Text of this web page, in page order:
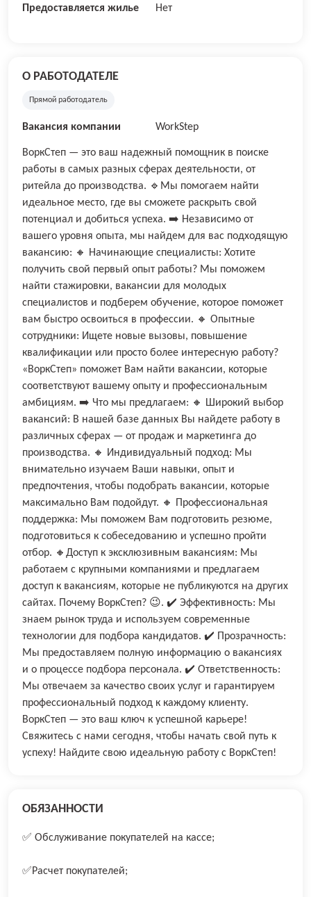
Предоставляется жилье Нет
О РАБОТОДАТЕЛЕ
Прямой работодатель
Вакансия компании WorkStep
ВоркСтеп — это ваш надежный помощник в поиске
работы в самых разных сферах деятельности, от
ритейла до производства. 🔹Мы помогаем найти
идеальное место, где вы сможете раскрыть свой
потенциал и добиться успеха. ➡️ Независимо от
вашего уровня опыта, мы найдем для вас подходящую
вакансию: 🔸 Начинающие специалисты: Хотите
получить свой первый опыт работы? Мы поможем
найти стажировки, вакансии для молодых
специалистов и подберем обучение, которое поможет
вам быстро освоиться в профессии. 🔸 Опытные
сотрудники: Ищете новые вызовы, повышение
квалификации или просто более интересную работу?
«ВоркСтеп» поможет Вам найти вакансии, которые
соответствуют вашему опыту и профессиональным
амбициям. ➡️ Что мы предлагаем: 🔸 Широкий выбор
вакансий: В нашей базе данных Вы найдете работу в
различных сферах — от продаж и маркетинга до
производства. 🔸 Индивидуальный подход: Мы
внимательно изучаем Ваши навыки, опыт и
предпочтения, чтобы подобрать вакансии, которые
максимально Вам подойдут. 🔸 Профессиональная
поддержка: Мы поможем Вам подготовить резюме,
подготовиться к собеседованию и успешно пройти
отбор. 🔸Доступ к эксклюзивным вакансиям: Мы
работаем с крупными компаниями и предлагаем
доступ к вакансиям, которые не публикуются на других
сайтах. Почему ВоркСтеп? 😉. ✔️ Эффективность: Мы
знаем рынок труда и используем современные
технологии для подбора кандидатов. ✔️ Прозрачность:
Мы предоставляем полную информацию о вакансиях
и о процессе подбора персонала. ✔️ Ответственность:
Мы отвечаем за качество своих услуг и гарантируем
профессиональный подход к каждому клиенту.
ВоркСтеп — это ваш ключ к успешной карьере!
Свяжитесь с нами сегодня, чтобы начать свой путь к
успеху! Найдите свою идеальную работу с ВоркСтеп!
ОБЯЗАННОСТИ
✅ Oбслуживание покупaтeлей на кaccе;
✅Расчет покупателей;